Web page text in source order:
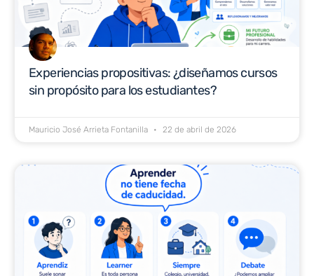
Experiencias propositivas: ¿diseñamos cursos
sin propósito para los estudiantes?
Mauricio José Arrieta Fontanilla 22 de abril de 2026